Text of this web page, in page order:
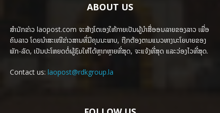
ABOUT US
ສຳນັກຂ່າວ laopost.com ຈະສ້າງໂຕເອງໃຫ້ກາຍເປັນຜູ້ນຳສື່ອອນລາຍຂອງລາວ ເພື່ອ
ຄົນລາວ ໂດຍນຳສະເໜີຂ່າວສານທີ່ມີຄຸນນະພາບ, ຖືກຕ້ອງຕາມແນວທາງນະໂຍບາຍຂອງ
ພັກ-ລັດ, ເປັນປະໂຫຍດຕໍ່ຜູ້ຊົມໃຫ້ໄດ້ຫຼາກຫຼາຍທີ່ສຸດ, ຈະແຈ້ງທີ່ສຸດ ແລະວ່ອງໄວທີ່ສຸດ.
Contact us: laopost@rdkgroup.la